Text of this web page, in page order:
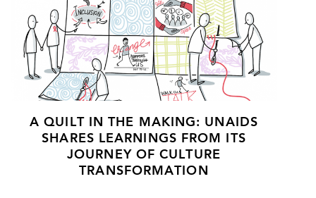
A QUILT IN THE MAKING: UNAIDS
SHARES LEARNINGS FROM ITS
JOURNEY OF CULTURE
TRANSFORMATION